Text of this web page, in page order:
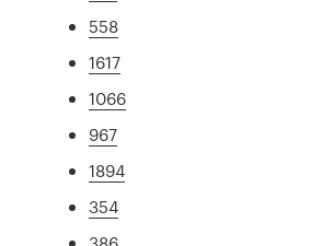
558
1617
1066
967
1894
354